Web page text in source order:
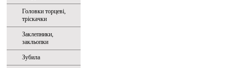
Головки торцеві,
тріскачки
Заклепники,
закльопки
Зубила